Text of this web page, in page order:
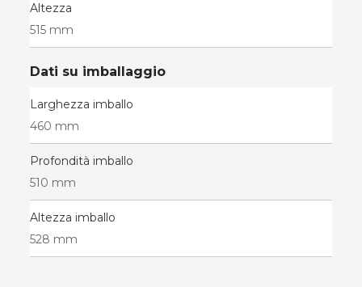
Altezza
515 mm
Dati su imballaggio
Larghezza imballo
460 mm
Profondità imballo
510 mm
Altezza imballo
528 mm